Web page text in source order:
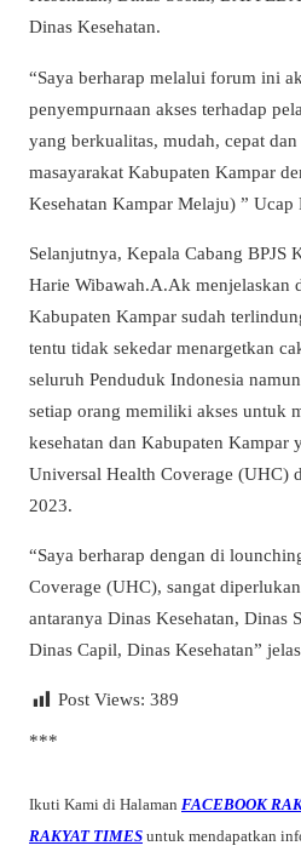
Dinas Kesehatan.
“Saya berharap melalui forum ini
penyempurnaan akses terhadap
yang berkualitas, mudah, cepat
masayarakat Kabupaten Kampar
Kesehatan Kampar Melaju) ” Ucap
Selanjutnya, Kepala Cabang BPJS
Harie Wibawah.A.Ak menjelaskan
Kabupaten Kampar sudah
tentu tidak sekedar menargetkan
seluruh Penduduk Indonesia
setiap orang memiliki akses untuk
kesehatan dan Kabupaten Kampar
Universal Health Coverage (UHC)
2023.
“Saya berharap dengan di
Coverage (UHC), sangat
antaranya Dinas Kesehatan, Dinas
Dinas Capil, Dinas Kesehatan”
Post Views: 389
***
Ikuti Kami di Halaman FACEBOOK
RAKYAT TIMES untuk mendapatkan